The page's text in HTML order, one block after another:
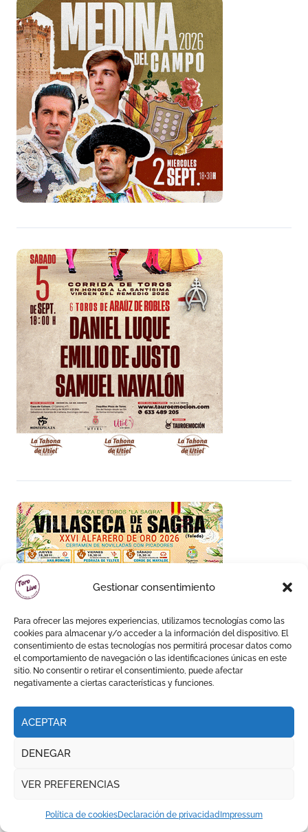
Gestionar consentimiento
Para ofrecer las mejores experiencias, utilizamos tecnologías como las
cookies para almacenar y/o acceder a la información del dispositivo. El
consentimiento de estas tecnologías nos permitirá procesar datos como
el comportamiento de navegación o las identificaciones únicas en este
sitio. No consentir o retirar el consentimiento, puede afectar
negativamente a ciertas características y funciones.
ACEPTAR
DENEGAR
VER PREFERENCIAS
Política de cookiesDeclaración de privacidad Impressum